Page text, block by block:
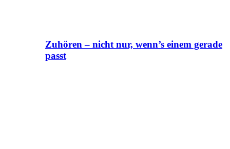
Zuhören – nicht nur, wenn’s einem gerade
passt